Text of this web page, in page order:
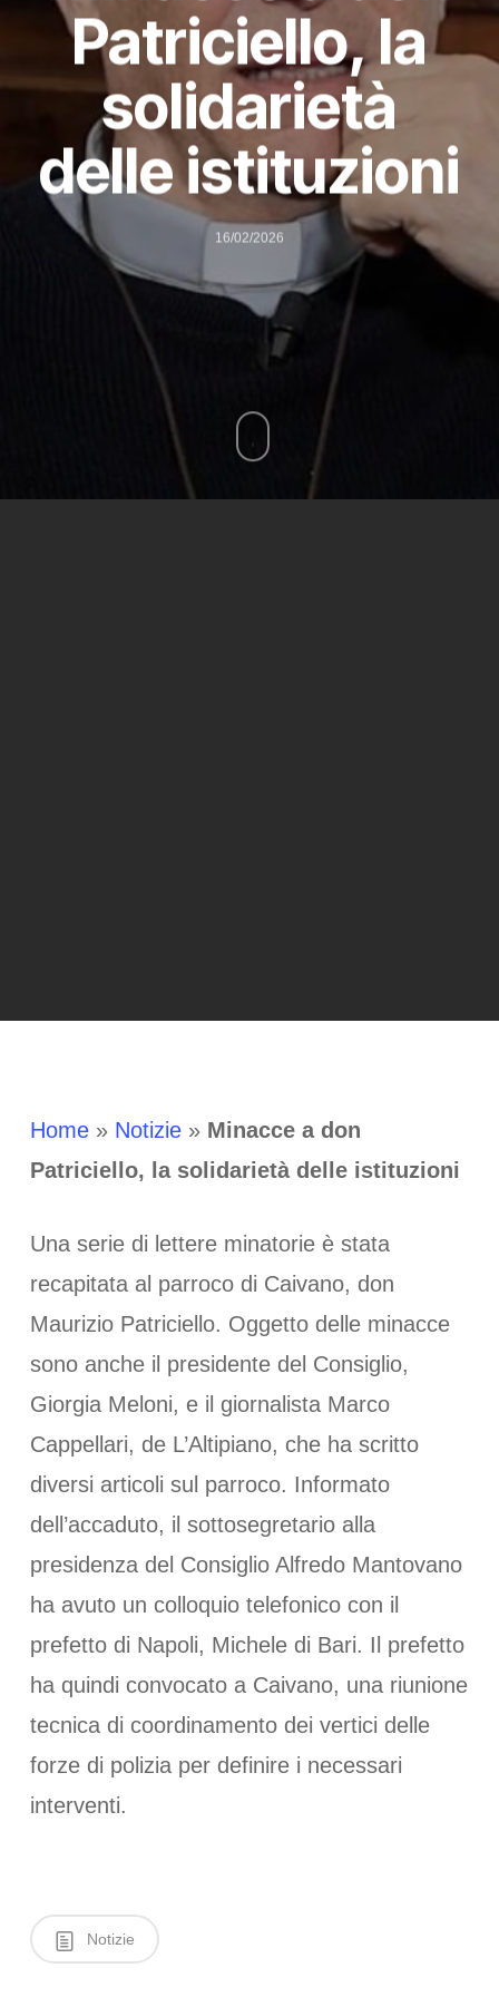
Patriciello, la
solidarietà
delle istituzioni
16/02/2026
Home» Notizie» Minacce a don
Patriciello, la solidarietà delle istituzioni
Una serie di lettere minatorie è stata
recapitata al parroco di Caivano, don
Maurizio Patriciello. Oggetto delle minacce
sono anche il presidente del Consiglio,
Giorgia Meloni, e il giornalista Marco
Cappellari, de L’Altipiano, che ha scritto
diversi articoli sul parroco. Informato
dell’accaduto, il sottosegretario alla
presidenza del Consiglio Alfredo Mantovano
ha avuto un colloquio telefonico con il
prefetto di Napoli, Michele di Bari. Il prefetto
ha quindi convocato a Caivano, una riunione
tecnica di coordinamento dei vertici delle
forze di polizia per definire i necessari
interventi.
Notizie